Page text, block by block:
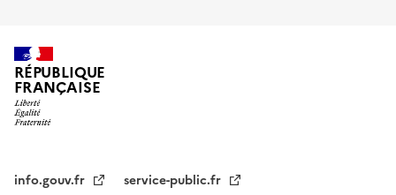
RÉPUBLIQUE
FRANÇAISE
info.gouv.fr
service-public.fr